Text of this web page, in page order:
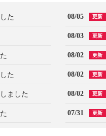
た 08/05 更新
08/03 更新
08/02 更新
た 08/02 更新
ました 08/02 更新
07/31 更新